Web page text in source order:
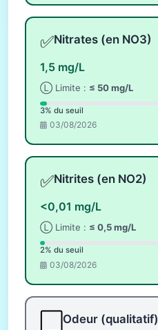
✅Nitrates (en NO3)
1,5 mg/L
Ⓛ Limite : ≤ 50 mg/L
3% du seuil
03/08/2026
✅Nitrites (en NO2)
<0,01 mg/L
Ⓛ Limite : ≤ 0,5 mg/L
2% du seuil
03/08/2026
Odeur (qualitatif)